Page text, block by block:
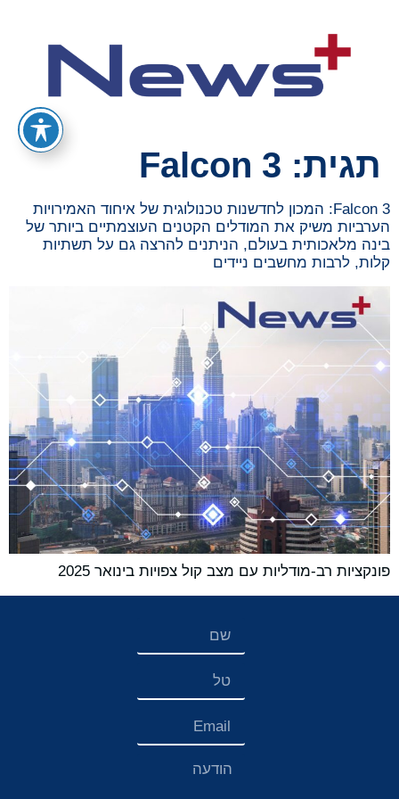
תגית: Falcon 3
Falcon 3: המכון לחדשנות טכנולוגית של איחוד האמירויות
הערביות משיק את המודלים הקטנים העוצמתיים ביותר של
בינה מלאכותית בעולם, הניתנים להרצה גם על תשתיות
קלות, לרבות מחשבים ניידים
פונקציות רב-מודליות עם מצב קול צפויות בינואר 2025